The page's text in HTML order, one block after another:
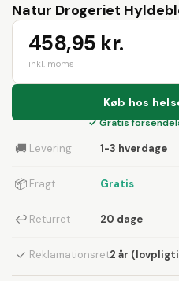
Natur Drogeriet
458,95 kr.
inkl. moms
Køb hos
✓ Gratis
🚚 Levering 1-3 hverdage
📦 Fragt Gratis
↩ Returret 20 dage
✓ Reklamationsret2 år